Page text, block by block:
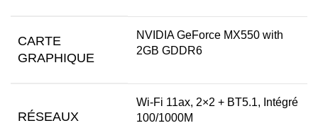
CARTE
GRAPHIQUE
NVIDIA GeForce MX550 with
2GB GDDR6
RÉSEAUX
Wi-Fi 11ax, 2×2 + BT5.1, Intégré
100/1000M